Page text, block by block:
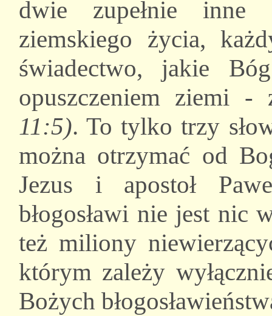
dwie zupełnie inne
ziemskiego życia,
świadectwo, jakie
opuszczeniem ziemi
11:5). To tylko trzy
można otrzymać od
Jezus i apostoł
błogosławi nie jest nic
też miliony
którym zależy
Bożych